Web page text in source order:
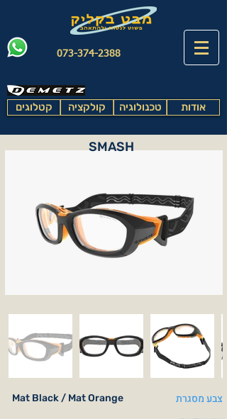
073-374-2388
קטלוגים קולקציה טכנולוגיה אודות
SMASH
Mat Black / Mat Orange
צבע מסגרת